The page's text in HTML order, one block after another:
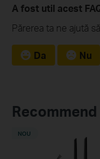
A fost util acest
Părerea ta ne ajută
Da Nu
NOU